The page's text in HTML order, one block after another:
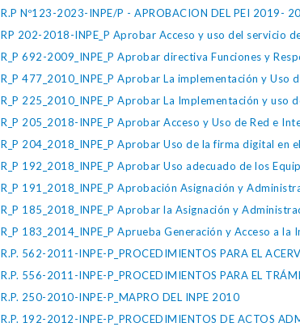
R.P Nº123-2023-INPE/P - APROBACION DEL PEI 2019-
RP 202-2018-INPE_P Aprobar Acceso y uso del servicio
R_P 692-2009_INPE_P Aprobar directiva Funciones y
R_P 477_2010_INPE_P Aprobar La implementación y Uso
R_P 225_2010_INPE_P Aprobar La Implementación y
R_P 205_2018-INPE_P Aprobar Acceso y Uso de Red e
R_P 204_2018_INPE_P Aprobar Uso de la firma digital en
R_P 192_2018_INPE_P Aprobar Uso adecuado de los
R_P 191_2018_INPE_P Aprobación Asignación y
R_P 185_2018_INPE_P Aprobar la Asignación y
R_P 183_2014_INPE_P Aprueba Generación y Acceso a la
R.P. 562-2011-INPE-P_PROCEDIMIENTOS PARA EL
R.P. 556-2011-INPE-P_PROCEDIMIENTOS PARA EL
R.P. 250-2010-INPE-P_MAPRO DEL INPE 2010
R.P. 192-2012-INPE-P_PROCEDIMIENTOS DE ACTOS